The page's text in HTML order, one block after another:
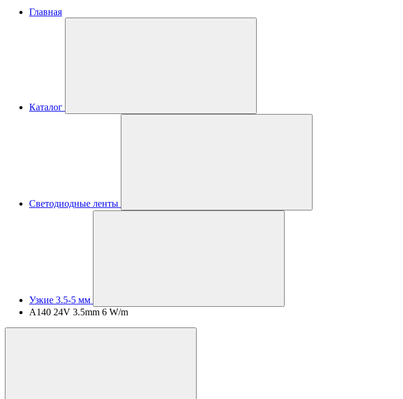
Главная
Каталог
Светодиодные ленты
Узкие 3.5-5 мм
A140 24V 3.5mm 6 W/m